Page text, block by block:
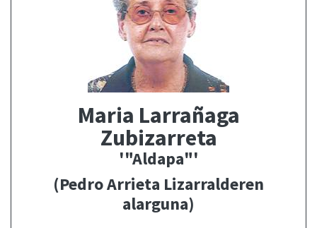
Maria Larrañaga
Zubizarreta
'"Aldapa"'
(Pedro Arrieta Lizarralderen
alarguna)